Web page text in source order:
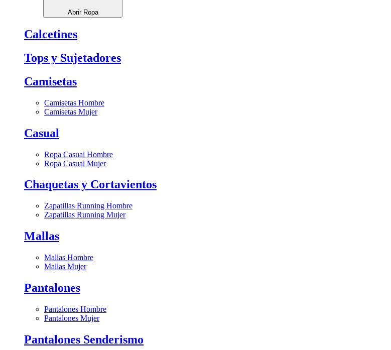
Abrir Ropa
Calcetines
Tops y Sujetadores
Camisetas
Camisetas Hombre
Camisetas Mujer
Casual
Ropa Casual Hombre
Ropa Casual Mujer
Chaquetas y Cortavientos
Zapatillas Running Hombre
Zapatillas Running Mujer
Mallas
Mallas Hombre
Mallas Mujer
Pantalones
Pantalones Hombre
Pantalones Mujer
Pantalones Senderismo